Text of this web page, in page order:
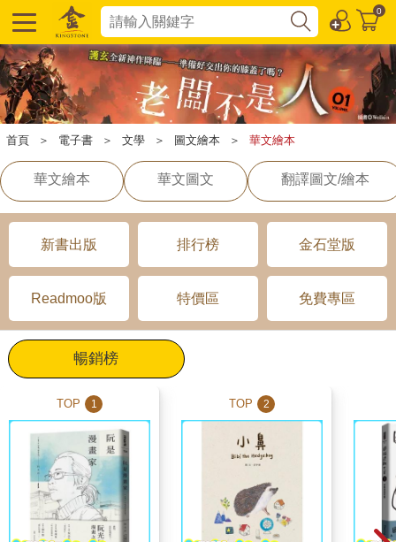
0
首頁 ＞ 電子書 ＞ 文學 ＞ 圖文繪本 ＞ 華文繪本
華文繪本 華文圖文 翻譯圖文/繪本
新書出版 排行榜 金石堂版
Readmoo版 特價區 免費專區
暢銷榜
TOP 1 TOP 2